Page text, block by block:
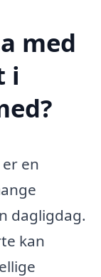
med
i
en
dagligdag.
kan